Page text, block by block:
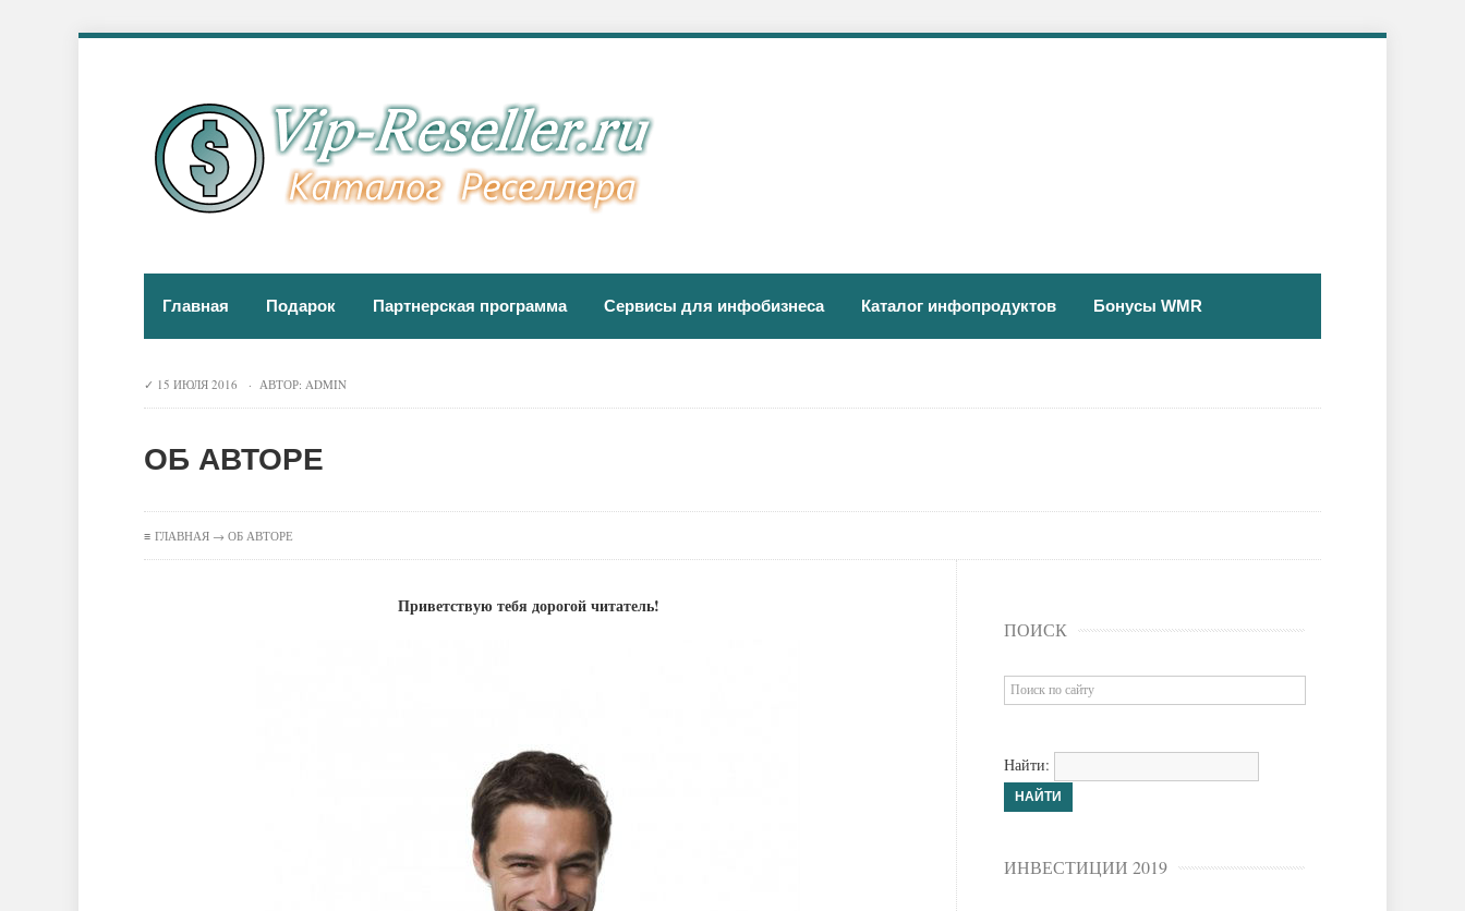
Главная Подарок Партнерская программа Сервисы для инфобизнеса Каталог инфопродуктов Бонусы WMR
15 ИЮЛЯ 2016 · АВТОР: ADMIN
ОБ АВТОРЕ
≡ ГЛАВНАЯ → ОБ АВТОРЕ
Приветствую тебя дорогой читатель!
ПОИСК
Найти:
ИНВЕСТИЦИИ 2019